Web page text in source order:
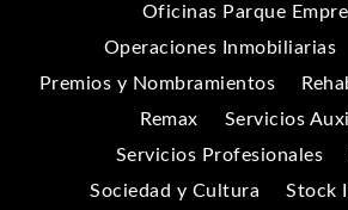
Oficinas Parque
Operaciones Inmobiliarias
Premios y Nombramientos
Remax
Servicios
Servicios Profesionales
Sociedad y Cultura
Stock